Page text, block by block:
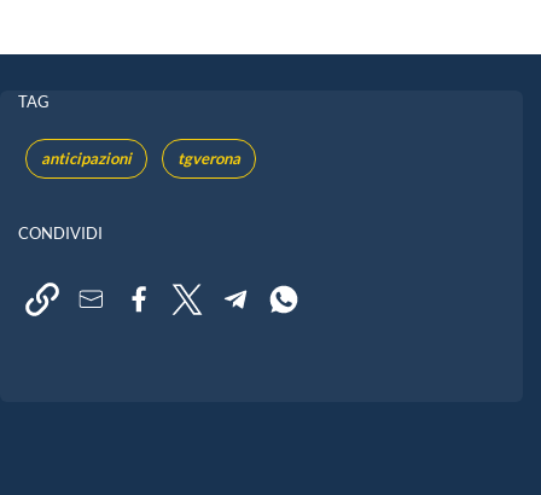
TAG
anticipazioni tgverona
CONDIVIDI